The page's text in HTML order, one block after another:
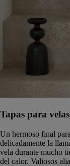
Tapas para
Un hermoso final
delicadamente la
vela durante mucho
del calor. Valiosos